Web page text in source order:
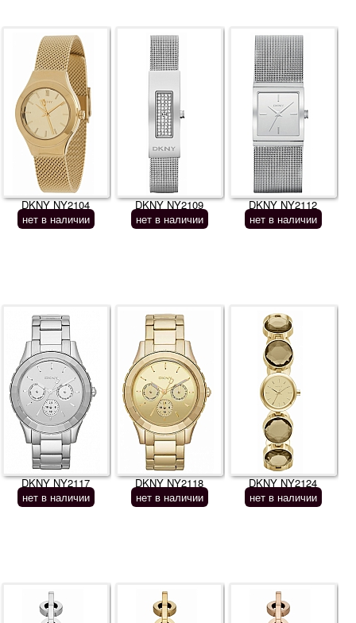
DKNY NY2104
нет в наличии
DKNY NY2109
нет в наличии
DKNY NY2112
нет в наличии
DKNY NY2117
нет в наличии
DKNY NY2118
нет в наличии
DKNY NY2124
нет в наличии